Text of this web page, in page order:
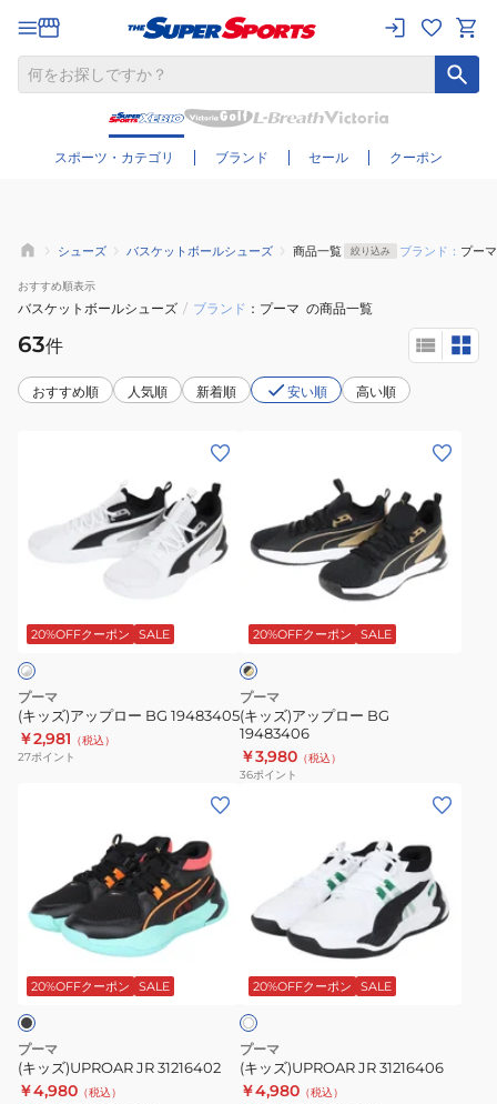
スポーツ・カテゴリ ブランド セール クーポン
さらに絞り込む
シューズ バスケットボールシューズ 商品一覧 絞り込み ブランド： プーマ
おすすめ順表示
バスケットボールシューズ / ブランド プーマ の商品一覧
63件
おすすめ順 人気順 新着順 安い順 高い順
ッ
ー
BG
19483405
20%OFFクーポン SALE
プーマ
(キッズ)アップロー BG 19483405
￥2,981 （税込）
27ポイント
ッ
ー
BG
19483406
20%OFFクーポン SALE
ラ
ッ
ー
ル
ド
プーマ
(キッズ)アップロー BG
19483406
￥3,980 （税込）
36ポイント
ズ)UPROAR
31216402
20%OFFクーポン SALE
プーマ
(キッズ)UPROAR JR 31216402
￥4,980 （税込）
ズ)UPROAR
31216406
20%OFFクーポン SALE
ホ
ワ
イ
プーマ
(キッズ)UPROAR JR 31216406
￥4,980 （税込）